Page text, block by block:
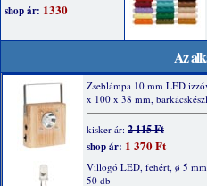
Az
Zseblámpa 10 mm LED
x 100 x 38 mm,
kisker ár: 2 115 Ft
shop ár: 1 370 Ft
Villogó LED, fehért, ø 5
50 db